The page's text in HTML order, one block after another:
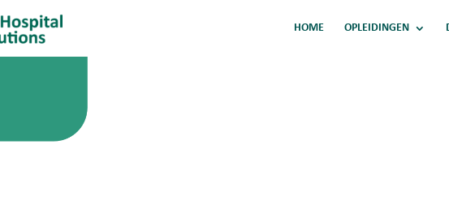
HOME OPLEIDINGEN